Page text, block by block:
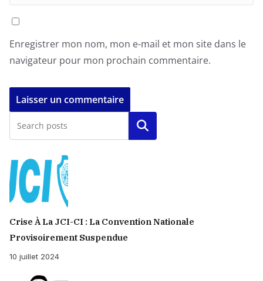
Enregistrer mon nom, mon e-mail et mon site dans le
navigateur pour mon prochain commentaire.
Rechercher
Crise À La JCI-CI : La Convention Nationale
Provisoirement Suspendue
10 juillet 2024